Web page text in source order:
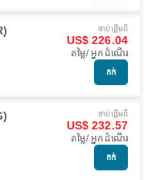
ចាប់ផ្ដើមពី
US$ 226.04
តម្លៃ/ អ្នកដំណើរ
កក់
ចាប់ផ្ដើមពី
US$ 232.57
តម្លៃ/ អ្នកដំណើរ
កក់